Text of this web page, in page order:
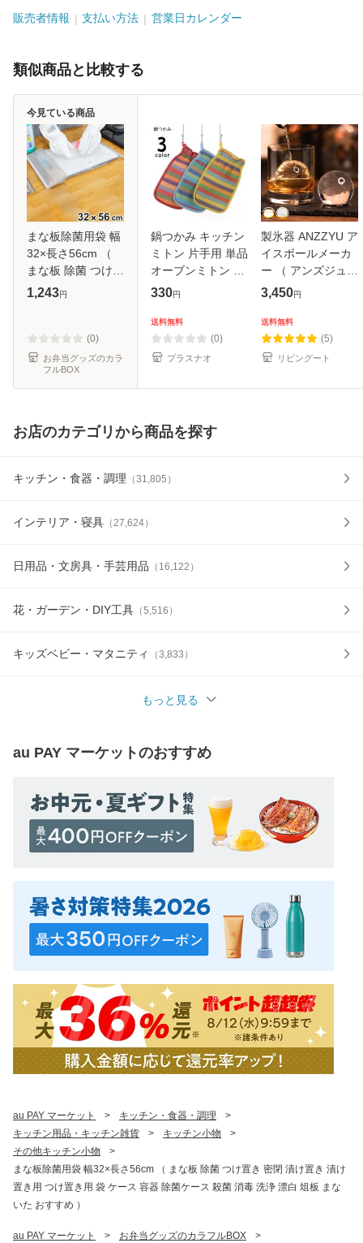
販売者情報 支払い方法 営業日カレンダー
類似商品と比較する
まな板除菌用袋 幅
32×長さ56cm （
まな板 除菌 つけ置
き 密閉 漬け置き
器 除菌ケース 殺菌
消毒 洗
1,243円
(0)
お弁当グッズのカラ
フルBOX
今見ている商品
鍋つかみ キッチン
ミトン 片手用 単品
オーブンミトン キ
ッチングローブ 左
用品 キッチン用品
耐熱 断熱
330円
送料無料
(0)
プラスナオ
製氷器 ANZZYU ア
イスボールメーカ
ー （ アンズジュ
丸氷 製氷皿 氷 こ
庫 丸型 丸い氷 ク
リア 透明 製氷カッ
プ 製氷グ
3,450円
送料無料
(5)
リビングート
お店のカテゴリから商品を探す
キッチン・食器・調理 （31,805 ）
インテリア・寝具 （27,624）
日用品・文房具・手芸用品 （ 16,122 ）
花・ガーデン・DIY工具 （5,516 ）
キッズベビー・マタニティ （3,833 ）
もっと見る
au PAY マーケットのおすすめ
au PAY マーケット > キッチン・食器・調理
>
キッチン用品・キッチン雑貨
> キッチン小物
>
その他キッチン小物
>
まな板除菌用袋 幅32×長さ56cm （ まな板 除菌 つけ置き 密閉 漬け置き 漬け
置き用 つけ置き用 袋 ケース 容器 除菌ケース 殺菌 消毒 洗浄 漂白 俎板 まな
いた おすすめ ）
au PAY マーケット > お弁当グッズのカラフルBOX
>